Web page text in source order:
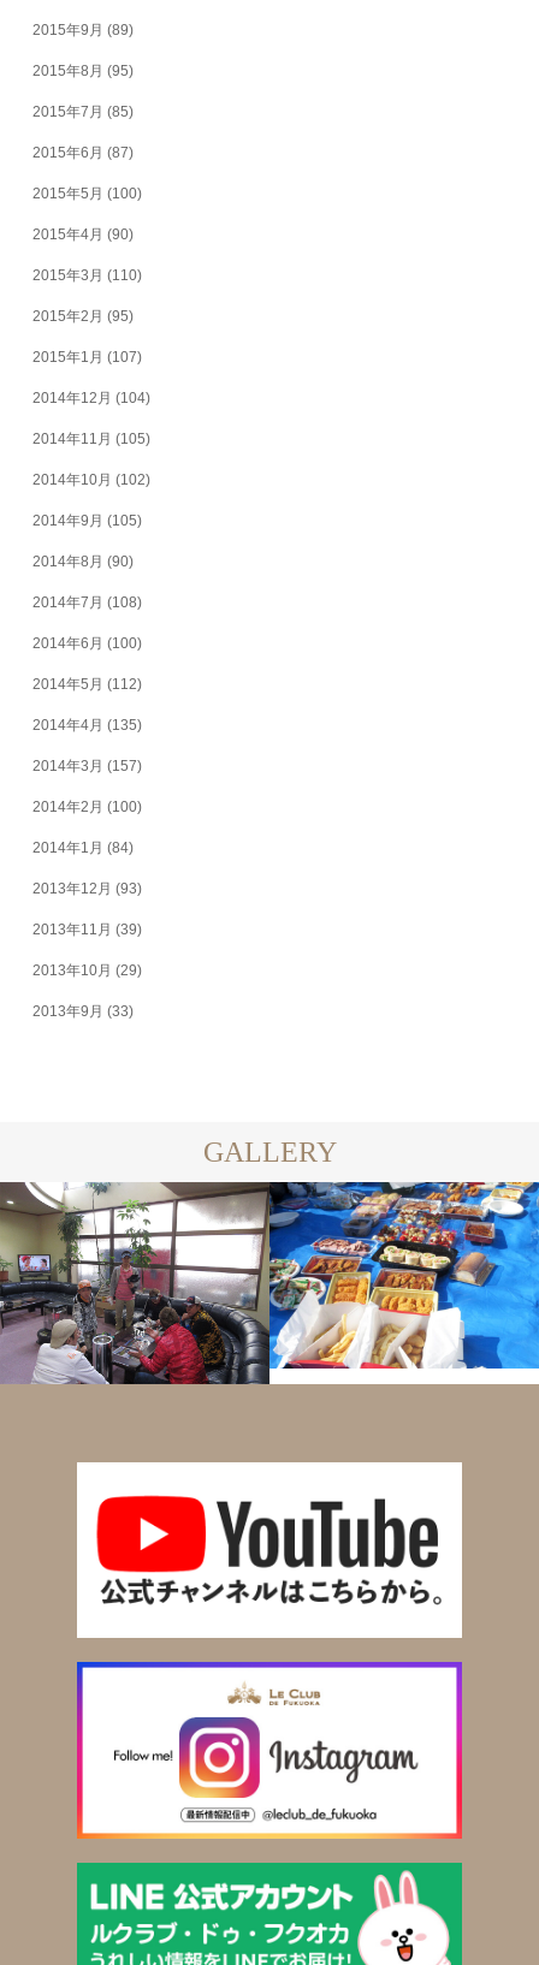
2015年9月 (89)
2015年8月 (95)
2015年7月 (85)
2015年6月 (87)
2015年5月 (100)
2015年4月 (90)
2015年3月 (110)
2015年2月 (95)
2015年1月 (107)
2014年12月 (104)
2014年11月 (105)
2014年10月 (102)
2014年9月 (105)
2014年8月 (90)
2014年7月 (108)
2014年6月 (100)
2014年5月 (112)
2014年4月 (135)
2014年3月 (157)
2014年2月 (100)
2014年1月 (84)
2013年12月 (93)
2013年11月 (39)
2013年10月 (29)
2013年9月 (33)
GALLERY